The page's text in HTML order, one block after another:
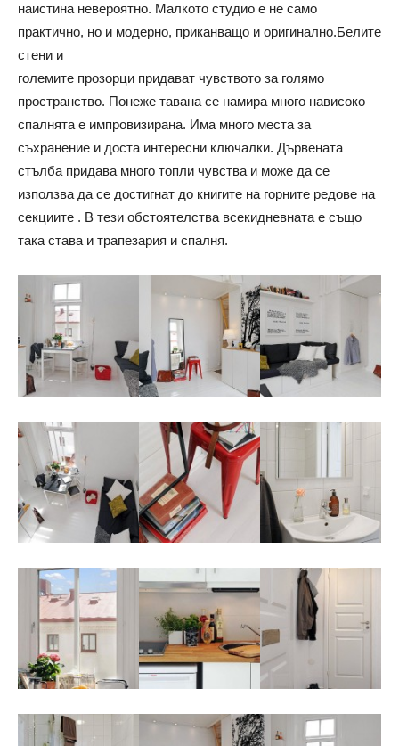
наистина невероятно. Малкото студио е не само
практично, но и модерно, приканващо и оригинално.Белите
стени и
големите прозорци придават чувството за голямо
пространство. Понеже тавана се намира много нависоко
спалнята е импровизирана. Има много места за
съхранение и доста интересни ключалки. Дървената
стълба придава много топли чувства и може да се
използва да се достигнат до книгите на горните редове на
секциите . В тези обстоятелства всекидневната е също
така става и трапезария и спалня.